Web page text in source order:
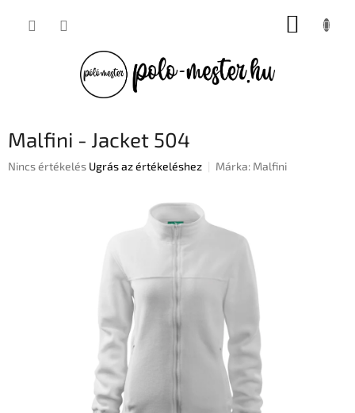
KOSÁR
Malfini - Jacket 504
A
Nincs értékelés Ugrás az értékeléshez Márka: Malfini